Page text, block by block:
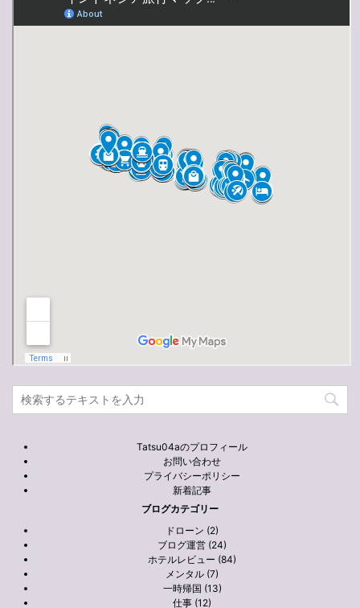
Tatsu04aのプロフィール
お問い合わせ
プライバシーポリシー
新着記事
ブログカテゴリー
ドローン (2)
ブログ運営 (24)
ホテルレビュー (84)
メンタル (7)
一時帰国 (13)
仕事 (12)